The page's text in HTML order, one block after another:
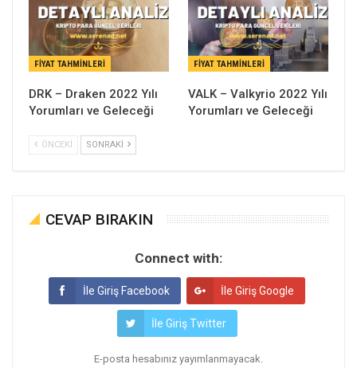
FIYAT TAHMINLERI
DRK – Draken 2022 Yılı
Yorumları ve Geleceği
FIYAT TAHMINLERI
VALK – Valkyrio 2022 Yılı
Yorumları ve Geleceği
ÖNCEKI SONRAKI
CEVAP BIRAKIN
Connect with:
İle Giriş Facebook İle Giriş Google
İle Giriş Twitter
E-posta hesabınız yayımlanmayacak.